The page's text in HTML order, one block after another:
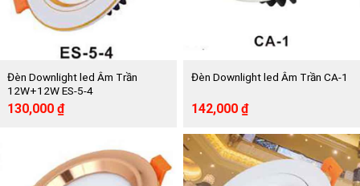
Đèn Downlight led Âm Trần
12W+12W ES-5-4
Giá
130,000 ₫Giá
130,000 ₫.
Đèn Downlight led Âm Trần CA-1
Giá
là:
285,000 ₫.
142,000 ₫Giá
tại
là:
142,000 ₫.